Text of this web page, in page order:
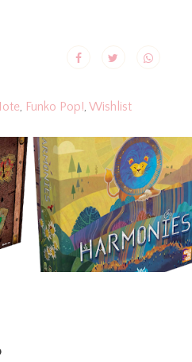
Funko Pop! Wishlist